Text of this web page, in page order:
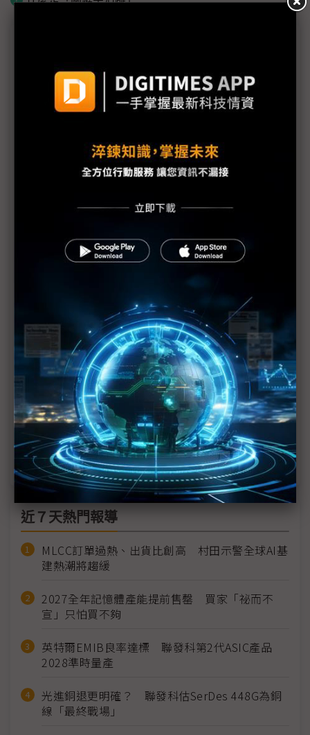
MWC四天都說了什麼？通訊業年度風向球六大觀察
MWC由5G-A、AI挑大樑 電信業提前6G軍備賽
「機器間通訊」成下波重點 非地面網路苗頭指向6G
MWC 2025五大轉變：5G變現不易、脫鉤中國趨勢加
無人機布局衛星通訊 耀登觀察有「重、能、穩」三
MWC 2025不只AI NTN、O-RAN應用同為焦點
華為成長不受美制約 從MWC看2025戰略
遠傳：6G定義已有雛型 AI將成6G原生DNA
台灣大哥大解讀MWC 2025意涵
電信商承擔行動網基設逾8成投資 GSMA籲產業公平
分攤
近７天熱門報導
MLCC訂單過熱、出貨比創高 村田示警全球AI基
建熱潮將趨緩
2027全年記憶體產能提前售罄 買家「祕而不
宣」只怕買不夠
英特爾EMIB良率達標 聯發科第2代ASIC產品
2028準時量產
光進銅退更明確？ 聯發科估SerDes 448G為銅
線「最終戰場」